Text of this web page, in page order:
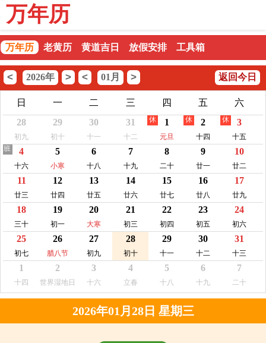
万年历
万年历 老黄历 黄道吉日 放假安排 工具箱
< 2026年 > < 01月 > 返回今日
日 一 二 三 四 五
六
28
初九
29
初十
30
十一
31
十二
1
元旦
休 2
十四
休 3
十五
休
4
十六
班 5
小寒
6
十八
7
十九
8
二十
9
廿一
10
廿二
11
廿三
12
廿四
13
廿五
14
廿六
15
廿七
16
廿八
17
廿九
18
三十
19
初一
20
大寒
21
初三
22
初四
23
初五
24
初六
25
初七
26
腊八节
27
初九
28
初十
29
十一
30
十二
31
十三
1
十四
2
世界湿地日
3
十六
4
立春
5
十八
6
十九
7
二十
2026年01月28日 星期三